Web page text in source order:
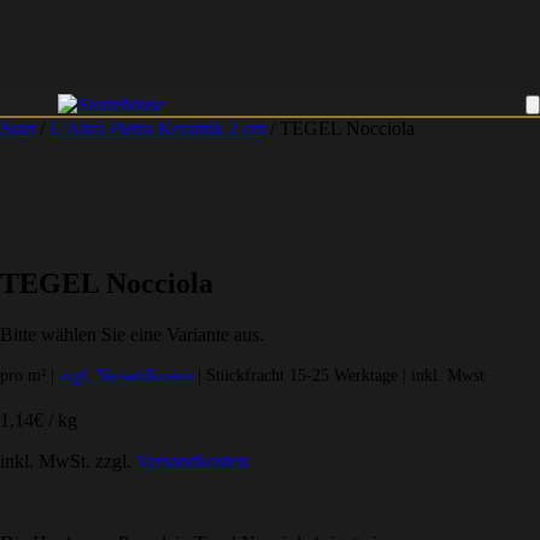
Start L'Altra Pietra Keramik 2 cm / TEGEL Nocciola
TEGEL Nocciola
Bitte wählen Sie eine Variante aus.
pro m² | zzgl. Versandkosten | Stückfracht 15-25 Werktage | inkl. Mwst
1,14€
kg
inkl. MwSt.
zzgl. Versandkosten